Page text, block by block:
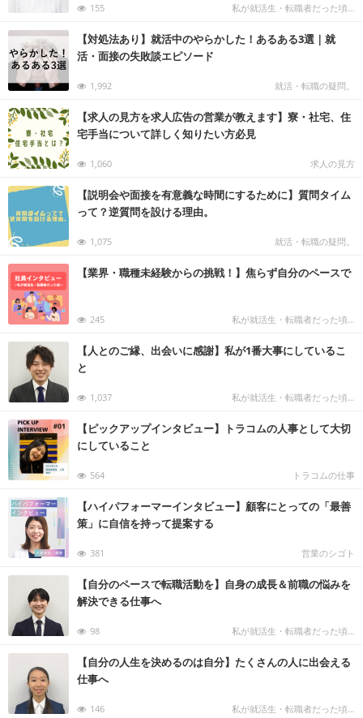
155 私が就活生・転職者だった頃…
【対処法あり】就活中のやらかした！あるある3選｜就
活・面接の失敗談エピソード
1,992 就活・転職の疑問。
【求人の見方を求人広告の営業が教えます】寮・社宅、住
宅手当について詳しく知りたい方必見
1,060 求人の見方
【説明会や面接を有意義な時間にするために】質問タイム
って？逆質問を設ける理由。
1,075 就活・転職の疑問。
【業界・職種未経験からの挑戦！】焦らず自分のペースで
245 私が就活生・転職者だった頃…
【人とのご縁、出会いに感謝】私が1番大事にしているこ
と
1,037 私が就活生・転職者だった頃…
【ピックアップインタビュー】トラコムの人事として大切
にしていること
564 トラコムの仕事
【ハイパフォーマーインタビュー】顧客にとっての「最善
策」に自信を持って提案する
381 営業のシゴト
【自分のペースで転職活動を】自身の成長＆前職の悩みを
解決できる仕事へ
98 私が就活生・転職者だった頃…
【自分の人生を決めるのは自分】たくさんの人に出会える
仕事へ
146 私が就活生・転職者だった頃…